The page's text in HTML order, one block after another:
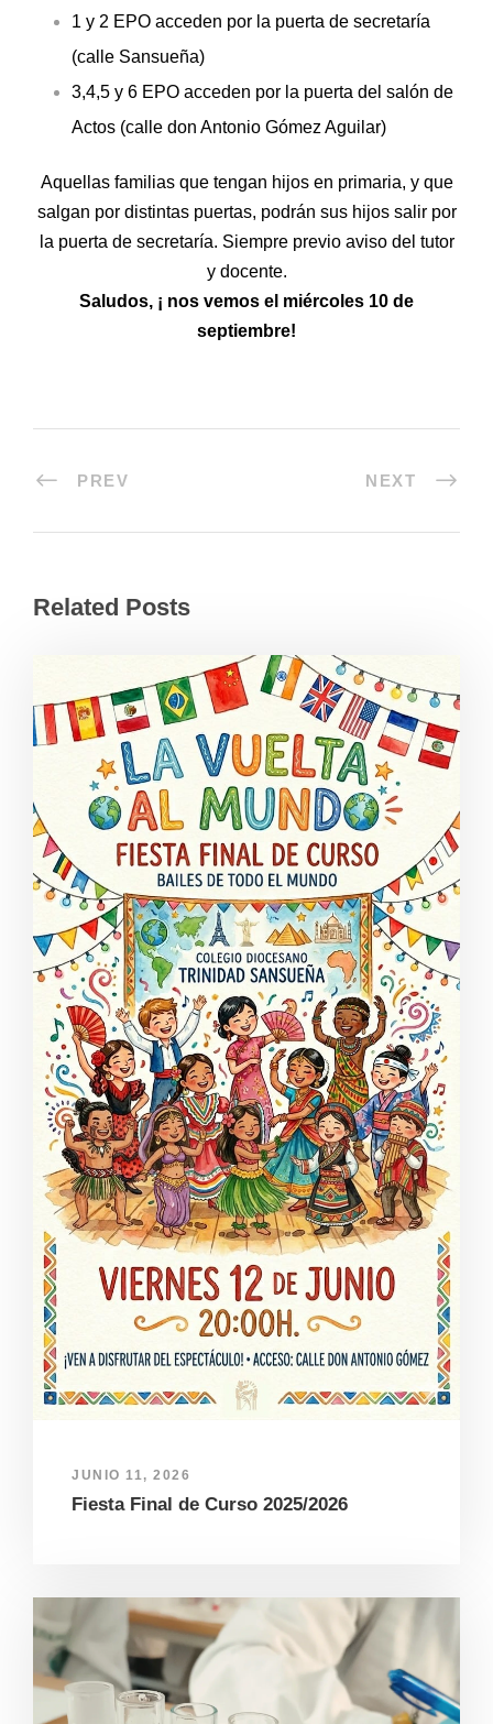
1 y 2 EPO acceden por la puerta de secretaría
(calle Sansueña)
3,4,5 y 6 EPO acceden por la puerta del salón de
Actos (calle don Antonio Gómez Aguilar)
Aquellas familias que tengan hijos en primaria, y que
salgan por distintas puertas, podrán sus hijos salir por
la puerta de secretaría. Siempre previo aviso del tutor
y docente.
Saludos, ¡ nos vemos el miércoles 10 de
septiembre!
PREV NEXT
Related Posts
JUNIO 11, 2026
Fiesta Final de Curso 2025/2026